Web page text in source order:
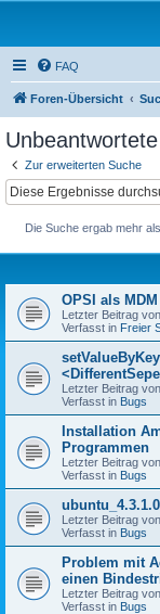
FAQ
Foren-Übersicht
Zur erweiterten Suche
Die Suche ergab mehr
OPSI als
Letzter Beitrag von
Verfasst in Freier
Letzter Beitrag von
Verfasst in Bugs
Installation
Programmen
Letzter Beitrag von
Verfasst in Bugs
Letzter Beitrag von
Verfasst in Bugs
Problem mit
einen
Letzter Beitrag von
Verfasst in Bugs